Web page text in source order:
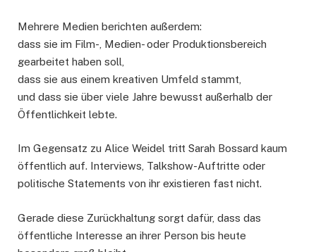
Mehrere Medien berichten außerdem:
dass sie im Film-, Medien- oder Produktionsbereich
gearbeitet haben soll,
dass sie aus einem kreativen Umfeld stammt,
und dass sie über viele Jahre bewusst außerhalb der
Öffentlichkeit lebte.
Im Gegensatz zu Alice Weidel tritt Sarah Bossard kaum
öffentlich auf. Interviews, Talkshow-Auftritte oder
politische Statements von ihr existieren fast nicht.
Gerade diese Zurückhaltung sorgt dafür, dass das
öffentliche Interesse an ihrer Person bis heute